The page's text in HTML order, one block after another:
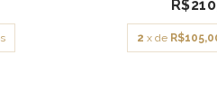
2 x de